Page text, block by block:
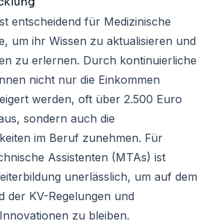
entscheidend für Medizinische
um ihr Wissen zu aktualisieren und
zu erlernen. Durch kontinuierliche
nicht nur die Einkommen
werden, oft über 2.500 Euro
, sondern auch die
im Beruf zunehmen. Für
Assistenten (MTAs) ist
unerlässlich, um auf dem
der KV-Regelungen und
zu bleiben.